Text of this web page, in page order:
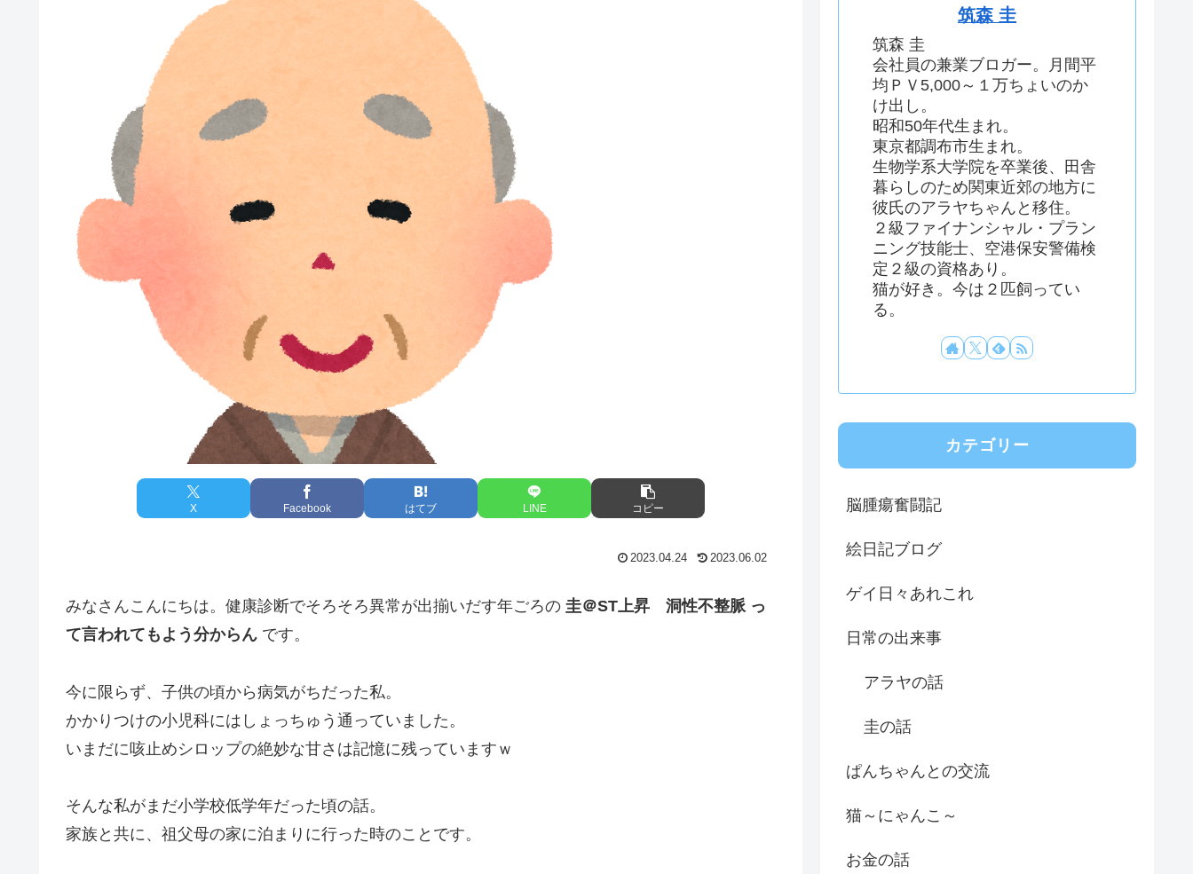
X Facebook はてブ LINE コピー
2023.04.24 2023.06.02
みなさんこんにちは。健康診断でそろそろ異常が出揃いだす年ごろの 圭＠ST上昇 洞性不整脈 っ
て言われてもよう分からん です。
今に限らず、子供の頃から病気がちだった私。
かかりつけの小児科にはしょっちゅう通っていました。
いまだに咳止めシロップの絶妙な甘さは記憶に残っていますｗ
そんな私がまだ小学校低学年だった頃の話。
家族と共に、祖父母の家に泊まりに行った時のことです。
筑森 圭
筑森 圭
会社員の兼業ブロガー。月間平
均ＰＶ5,000～１万ちょいのか
け出し。
昭和50年代生まれ。
東京都調布市生まれ。
生物学系大学院を卒業後、田舎
暮らしのため関東近郊の地方に
彼氏のアラヤちゃんと移住。
２級ファイナンシャル・プラン
ニング技能士、空港保安警備検
定２級の資格あり。
猫が好き。今は２匹飼ってい
る。
カテゴリー
脳腫瘍奮闘記
絵日記ブログ
ゲイ日々あれこれ
日常の出来事
アラヤの話
圭の話
ぱんちゃんとの交流
猫～にゃんこ～
お金の話